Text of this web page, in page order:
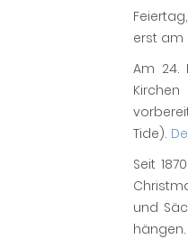
erst am
Am 24.
Tide).
Seit
und